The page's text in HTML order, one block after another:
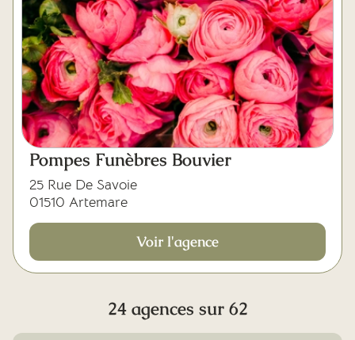
Pompes Funèbres Bouvier
25 Rue De Savoie
01510 Artemare
Voir l'agence
24 agences sur 62